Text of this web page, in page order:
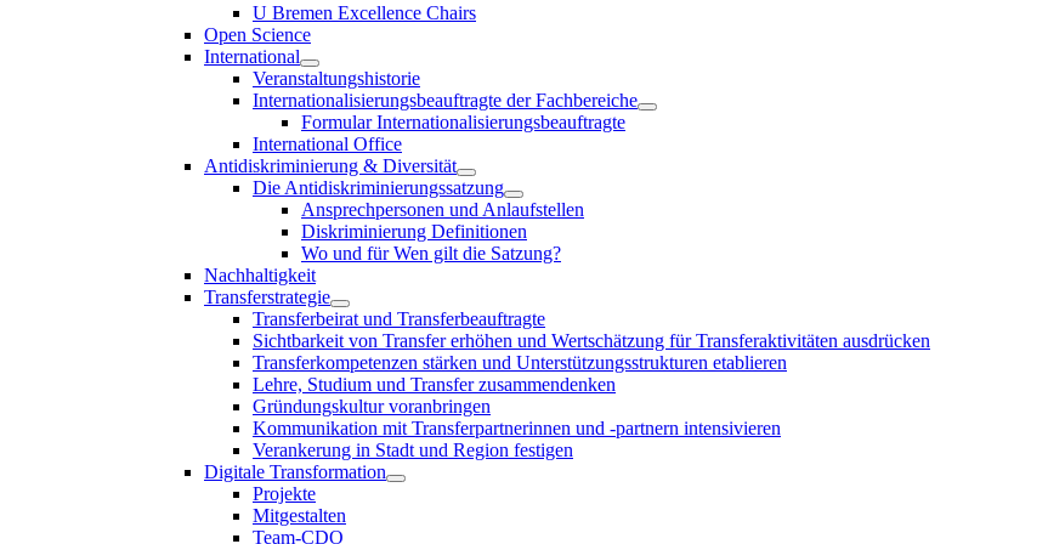
U Bremen Excellence Chairs
Open Science
International
Veranstaltungshistorie
Internationalisierungsbeauftragte der Fachbereiche
Formular Internationalisierungsbeauftragte
International Office
Antidiskriminierung & Diversität
Die Antidiskriminierungssatzung
Ansprechpersonen und Anlaufstellen
Diskriminierung Definitionen
Wo und für Wen gilt die Satzung?
Nachhaltigkeit
Transferstrategie
Transferbeirat und Transferbeauftragte
Sichtbarkeit von Transfer erhöhen und Wertschätzung für Transferaktivitäten ausdrücken
Transferkompetenzen stärken und Unterstützungsstrukturen etablieren
Lehre, Studium und Transfer zusammendenken
Gründungskultur voranbringen
Kommunikation mit Transferpartnerinnen und -partnern intensivieren
Verankerung in Stadt und Region festigen
Digitale Transformation
Projekte
Mitgestalten
Team-CDO